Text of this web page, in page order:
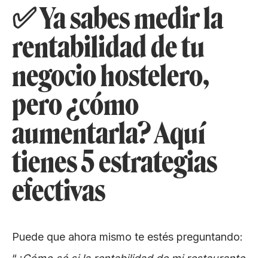
✅ Ya sabes medir la
rentabilidad de tu
negocio hostelero,
pero ¿cómo
aumentarla? Aquí
tienes 5 estrategias
efectivas
Puede que ahora mismo te estés preguntando: